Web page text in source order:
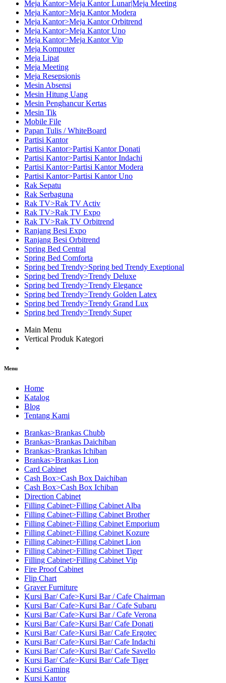
Meja Kantor>Meja Kantor Lunar|Meja Meeting
Meja Kantor>Meja Kantor Modera
Meja Kantor>Meja Kantor Orbitrend
Meja Kantor>Meja Kantor Uno
Meja Kantor>Meja Kantor Vip
Meja Komputer
Meja Lipat
Meja Meeting
Meja Resepsionis
Mesin Absensi
Mesin Hitung Uang
Mesin Penghancur Kertas
Mesin Tik
Mobile File
Papan Tulis / WhiteBoard
Partisi Kantor
Partisi Kantor>Partisi Kantor Donati
Partisi Kantor>Partisi Kantor Indachi
Partisi Kantor>Partisi Kantor Modera
Partisi Kantor>Partisi Kantor Uno
Rak Sepatu
Rak Serbaguna
Rak TV>Rak TV Activ
Rak TV>Rak TV Expo
Rak TV>Rak TV Orbitrend
Ranjang Besi Expo
Ranjang Besi Orbitrend
Spring Bed Central
Spring Bed Comforta
Spring bed Trendy>Spring bed Trendy Exeptional
Spring bed Trendy>Trendy Deluxe
Spring bed Trendy>Trendy Elegance
Spring bed Trendy>Trendy Golden Latex
Spring bed Trendy>Trendy Grand Lux
Spring bed Trendy>Trendy Super
Main Menu
Vertical Produk Kategori
Menu
Home
Katalog
Blog
Tentang Kami
Brankas>Brankas Chubb
Brankas>Brankas Daichiban
Brankas>Brankas Ichiban
Brankas>Brankas Lion
Card Cabinet
Cash Box>Cash Box Daichiban
Cash Box>Cash Box Ichiban
Direction Cabinet
Filling Cabinet>Filling Cabinet Alba
Filling Cabinet>Filling Cabinet Brother
Filling Cabinet>Filling Cabinet Emporium
Filling Cabinet>Filling Cabinet Kozure
Filling Cabinet>Filling Cabinet Lion
Filling Cabinet>Filling Cabinet Tiger
Filling Cabinet>Filling Cabinet Vip
Fire Proof Cabinet
Flip Chart
Graver Furniture
Kursi Bar/ Cafe>Kursi Bar / Cafe Chairman
Kursi Bar/ Cafe>Kursi Bar / Cafe Subaru
Kursi Bar/ Cafe>Kursi Bar / Cafe Verona
Kursi Bar/ Cafe>Kursi Bar/ Cafe Donati
Kursi Bar/ Cafe>Kursi Bar/ Cafe Ergotec
Kursi Bar/ Cafe>Kursi Bar/ Cafe Indachi
Kursi Bar/ Cafe>Kursi Bar/ Cafe Savello
Kursi Bar/ Cafe>Kursi Bar/ Cafe Tiger
Kursi Gaming
Kursi Kantor